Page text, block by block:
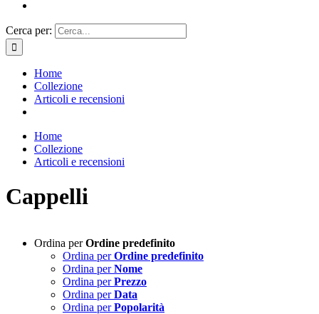
Cerca per:
Home
Collezione
Articoli e recensioni
Home
Collezione
Articoli e recensioni
Cappelli
Ordina perOrdine predefinito
Ordina perOrdine predefinito
Ordina perNome
Ordina perPrezzo
Ordina perData
Ordina perPopolarità